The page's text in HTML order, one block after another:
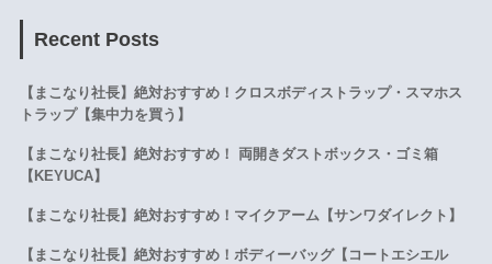
Recent Posts
【まこなり社長】絶対おすすめ！クロスボディストラップ・スマホス
トラップ【集中力を買う】
【まこなり社長】絶対おすすめ！ 両開きダストボックス・ゴミ箱
【KEYUCA】
【まこなり社長】絶対おすすめ！マイクアーム【サンワダイレクト】
【まこなり社長】絶対おすすめ！ボディーバッグ【コートエシエル